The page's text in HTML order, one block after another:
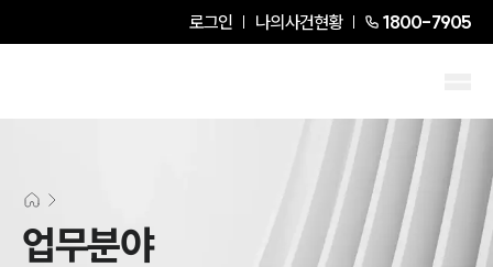
로그인 나의사건현황 1800-7905
업무분야